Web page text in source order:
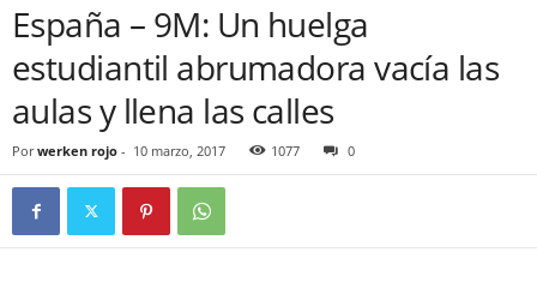
España – 9M: Un huelga
estudiantil abrumadora vacía las
aulas y llena las calles
Por werken rojo - 10 marzo, 2017 1077 0